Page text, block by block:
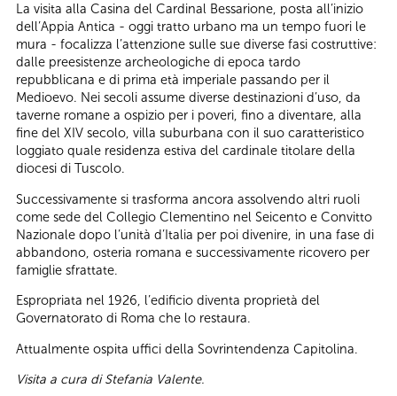
La visita alla Casina del Cardinal Bessarione, posta all’inizio
dell’Appia Antica - oggi tratto urbano ma un tempo fuori le
mura - focalizza l’attenzione sulle sue diverse fasi costruttive:
dalle preesistenze archeologiche di epoca tardo
repubblicana e di prima età imperiale passando per il
Medioevo. Nei secoli assume diverse destinazioni d’uso, da
taverne romane a ospizio per i poveri, fino a diventare, alla
fine del XIV secolo, villa suburbana con il suo caratteristico
loggiato quale residenza estiva del cardinale titolare della
diocesi di Tuscolo.
Successivamente si trasforma ancora assolvendo altri ruoli
come sede del Collegio Clementino nel Seicento e Convitto
Nazionale dopo l’unità d’Italia per poi divenire, in una fase di
abbandono, osteria romana e successivamente ricovero per
famiglie sfrattate.
Espropriata nel 1926, l’edificio diventa proprietà del
Governatorato di Roma che lo restaura.
Attualmente ospita uffici della Sovrintendenza Capitolina.
Visita a cura di Stefania Valente.